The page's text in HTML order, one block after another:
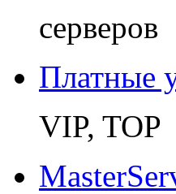
серверов
Платные
VIP, TOP